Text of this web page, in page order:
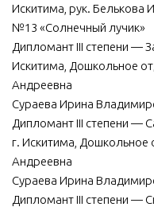
Искитима, рук. Белькова
№13 «Солнечный лучик»
Дипломант III степени —
Искитима, Дошкольное
Андреевна
Сураева Ирина
Дипломант III степени
г. Искитима, Дошкольное
Андреевна
Сураева Ирина
Дипломант III степени —